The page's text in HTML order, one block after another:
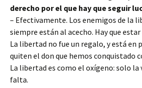
derecho por el que hay que seguir
– Efectivamente. Los enemigos de la
siempre están al acecho. Hay que
La libertad no fue un regalo, y está en
quiten el don que hemos conquistado
La libertad es como el oxígeno: solo la
falta.